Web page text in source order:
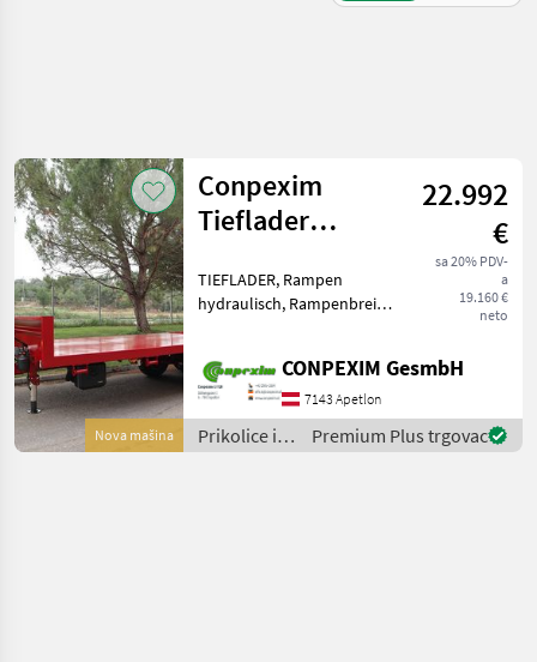
Kategorija 4 Država Filtri
TRENUTNA
STAZA
Poljoprivredna
tehnika
Prikolice I
Transportna
Vozila
Niski
Poništi
Prikaži 1
rezultata
Nova mašina
Conpexim
Tieflader
22.992
€
sa 20% PDV-
a
19.160 €
neto
TIEFLADER, Rampen
hydraulisch, Rampenbreite
Zugdeichsel gefedert,
Stirnwand 400 mm,
Stützfuß hydraulisch,
Tandem
CONPEXIM GesmbH
7143 Apetlon
Prikolice i
transportna
Premium Plus trgovac